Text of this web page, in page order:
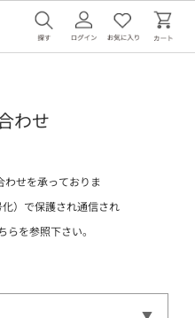
わせ
せを承っておりま
）で保護され通信され
らを参照下さい。